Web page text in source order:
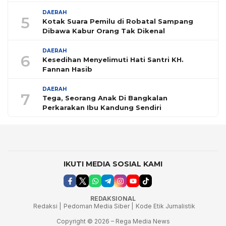
5
DAERAH
Kotak Suara Pemilu di Robatal Sampang
Dibawa Kabur Orang Tak Dikenal
6
DAERAH
Kesedihan Menyelimuti Hati Santri KH.
Fannan Hasib
7
DAERAH
Tega, Seorang Anak Di Bangkalan
Perkarakan Ibu Kandung Sendiri
IKUTI MEDIA SOSIAL KAMI
REDAKSIONAL
Redaksi |
Pedoman Media Siber |
Kode Etik Jurnalistik
Copyright © 2026 – Rega Media News